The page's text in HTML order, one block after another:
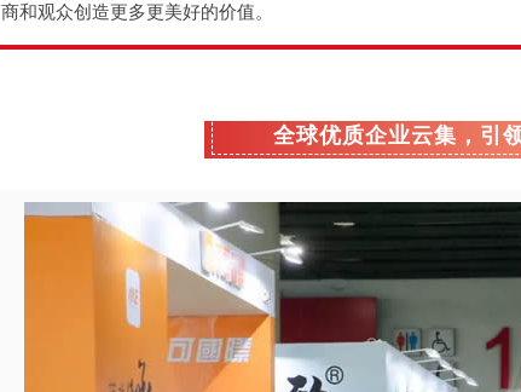
商和观众创造更多更美好的价值。
全球优质企业云集，引